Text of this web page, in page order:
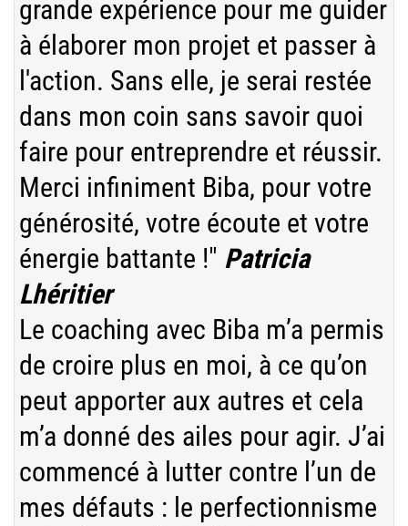
grande expérience pour me guider
à élaborer mon projet et passer à
l'action. Sans elle, je serai restée
dans mon coin sans savoir quoi
faire pour entreprendre et réussir.
Merci infiniment Biba, pour votre
générosité, votre écoute et votre
énergie battante !" Patricia
Lhéritier
Le coaching avec Biba m’a permis
de croire plus en moi, à ce qu’on
peut apporter aux autres et cela
m’a donné des ailes pour agir. J’ai
commencé à lutter contre l’un de
mes défauts : le perfectionnisme